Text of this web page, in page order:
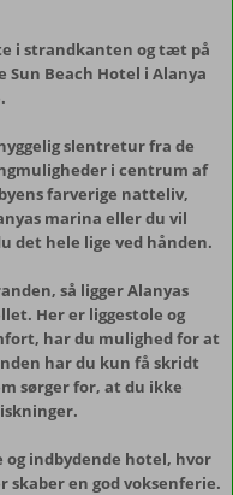
i strandkanten og tæt på
Sun Beach Hotel i Alanya
slentretur fra de
i centrum af
farverige natteliv,
marina eller du vil
det hele lige ved hånden.
så ligger Alanyas
Her er liggestole og
har du mulighed for at
har du kun få skridt
sørger for, at du ikke
og indbydende hotel, hvor
en god voksenferie.